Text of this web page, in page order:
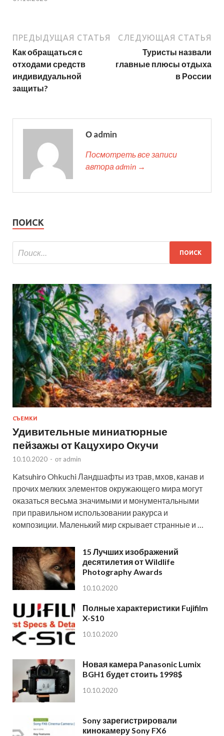
ПРЕДЫДУЩАЯ СТАТЬЯ
Как обращаться с
отходами средств
индивидуальной
защиты?
СЛЕДУЮЩАЯ СТАТЬЯ
Туристы назвали
главные плюсы отдыха
в России
О admin
Посмотреть все записи
автора admin →
ПОИСК
СЪЕМКИ
Удивительные миниатюрные
пейзажы от Кацухиро Окучи
10.10.2020 - от admin
Katsuhiro Ohkuchi Ландшафты из трав, мхов, канав и
прочих мелких элементов окружающего мира могут
оказаться весьма значимыми и монументальными
при правильном использовании ракурса и
композиции. Маленький мир скрывает странные и …
15 Лучших изображений
десятилетия от Wildlife
Photography Awards
10.10.2020
Полные характеристики Fujifilm
X-S10
10.10.2020
Новая камера Panasonic Lumix
BGH1 будет стоить 1998$
10.10.2020
Sony зарегистрировали
кинокамеру Sony FX6